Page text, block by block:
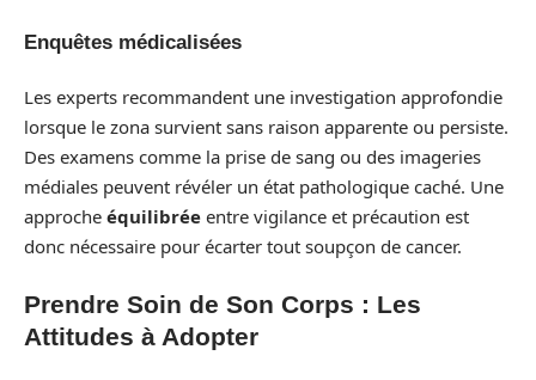
Enquêtes médicalisées
Les experts recommandent une investigation approfondie
lorsque le zona survient sans raison apparente ou persiste.
Des examens comme la prise de sang ou des imageries
médiales peuvent révéler un état pathologique caché. Une
approche équilibrée entre vigilance et précaution est
donc nécessaire pour écarter tout soupçon de cancer.
Prendre Soin de Son Corps : Les
Attitudes à Adopter